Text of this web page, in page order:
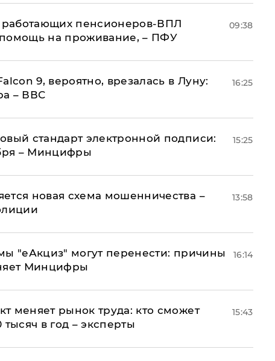
работающих пенсионеров-ВПЛ
помощь на проживание, – ПФУ
09:38
9, вероятно, врезалась в Луну:
– ВВС
16:25
стандарт электронной подписи:
– Минцифры
15:25
новая схема мошенничества –
13:58
"еАкциз" могут перенести: причины
Минцифры
16:14
меняет рынок труда: кто сможет
тысяч в год – эксперты
15:43